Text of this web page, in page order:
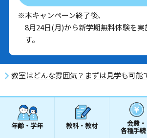
※本キャンペーン終了後、
8月24日(月)から新学期無料体験を実
す。
教室はどんな雰囲気？まずは見学も可能
年齢・学年 教科・教材 会費・
各種手